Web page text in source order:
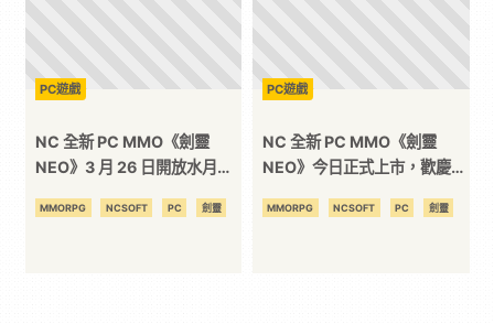
PC遊戲
NC 全新 PC MMO《劍靈
NEO》3 月 26 日開放水月平
資訊
MMORPG NCSOFT PC 劍靈
PC遊戲
NC 全新 PC MMO《劍靈
NEO》今日正式上市，歡慶開
MMORPG NCSOFT PC 劍靈